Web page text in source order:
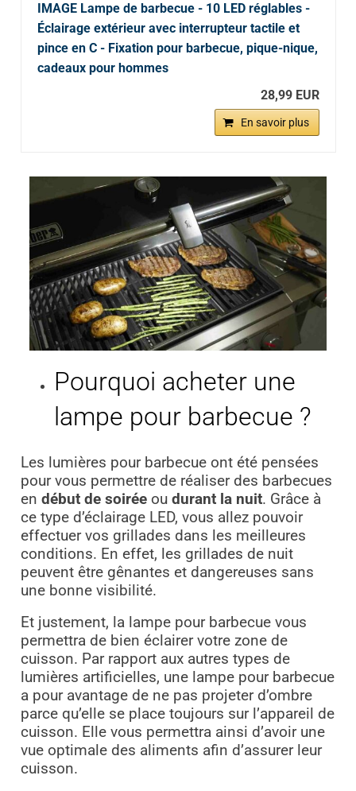
IMAGE Lampe de barbecue - 10 LED réglables -
Éclairage extérieur avec interrupteur tactile et
pince en C - Fixation pour barbecue, pique-nique,
cadeaux pour hommes
28,99 EUR
En savoir plus
Pourquoi acheter une
lampe pour barbecue ?
Les lumières pour barbecue ont été pensées
pour vous permettre de réaliser des barbecues
en début de soiréeou durant la nuit. Grâce à
ce type d’éclairage LED, vous allez pouvoir
effectuer vos grillades dans les meilleures
conditions. En effet, les grillades de nuit
peuvent être gênantes et dangereuses sans
une bonne visibilité.
Et justement, la lampe pour barbecue vous
permettra de bien éclairer votre zone de
cuisson. Par rapport aux autres types de
lumières artificielles, une lampe pour barbecue
a pour avantage de ne pas projeter d’ombre
parce qu’elle se place toujours sur l’appareil de
cuisson. Elle vous permettra ainsi d’avoir une
vue optimale des aliments afin d’assurer leur
cuisson.